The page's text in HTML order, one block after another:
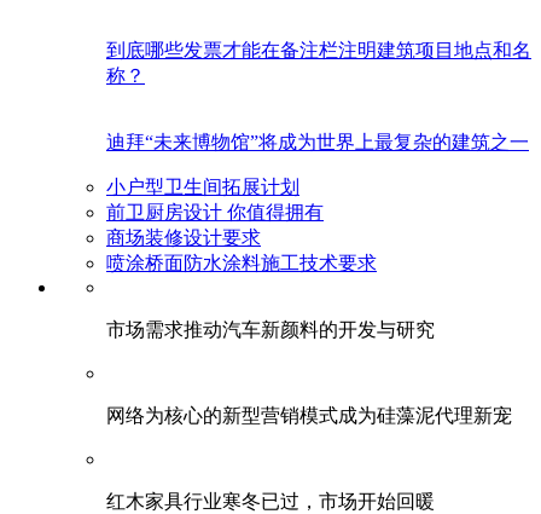
到底哪些发票才能在备注栏注明建筑项目地点和名
称？
迪拜“未来博物馆”将成为世界上最复杂的建筑之一
小户型卫生间拓展计划
前卫厨房设计 你值得拥有
商场装修设计要求
喷涂桥面防水涂料施工技术要求
市场需求推动汽车新颜料的开发与研究
网络为核心的新型营销模式成为硅藻泥代理新宠
红木家具行业寒冬已过，市场开始回暖